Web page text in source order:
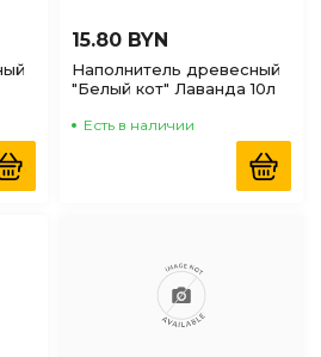
15.80 BYN
Наполнитель древесный
"Белый кот" Лаванда 10л
Есть в наличии